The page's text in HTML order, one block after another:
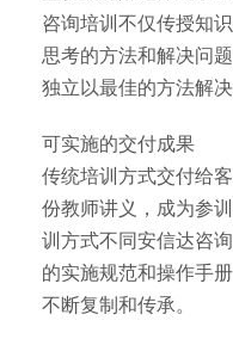
咨询培训不仅传授知
思考的方法和解决问
独立以最佳的方法解
可实施的交付成果
传统培训方式交付给
份教师讲义，成为参
训方式不同安信达咨
的实施规范和操作手
不断复制和传承。